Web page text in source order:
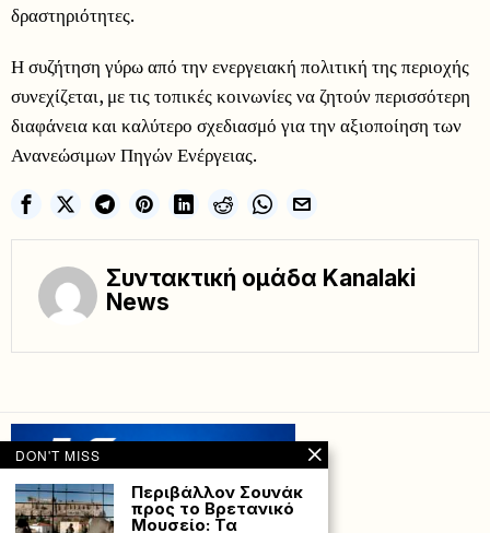
δραστηριότητες.
Η συζήτηση γύρω από την ενεργειακή πολιτική της περιοχής
συνεχίζεται, με τις τοπικές κοινωνίες να ζητούν περισσότερη
διαφάνεια και καλύτερο σχεδιασμό για την αξιοποίηση των
Ανανεώσιμων Πηγών Ενέργειας.
Συντακτική ομάδα Kanalaki
News
DON'T MISS
Περιβάλλον Σουνάκ
προς το Βρετανικό
Μουσείο: Τα